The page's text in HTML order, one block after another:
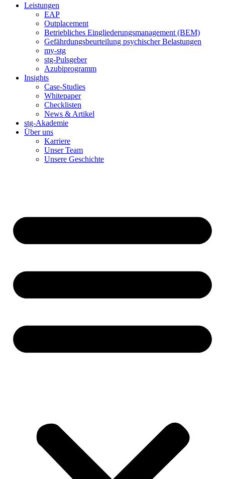
Leistungen
EAP
Outplacement
Betriebliches Eingliederungsmanagement (BEM)
Gefährdungsbeurteilung psychischer Belastungen
my-stg
stg-Pulsgeber
Azubiprogramm
Insights
Case-Studies
Whitepaper
Checklisten
News & Artikel
stg-Akademie
Über uns
Karriere
Unser Team
Unsere Geschichte